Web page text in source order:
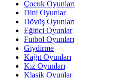
Çocuk Oyunları
Dini Oyunlar
Dövüş Oyunları
Eğitici Oyunlar
Futbol Oyunları
Giydirme
Kağıt Oyunları
Kız Oyunları
Klasik Oyunlar